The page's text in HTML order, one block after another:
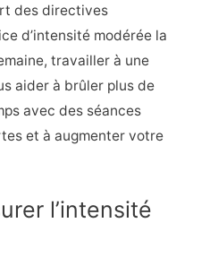
des directives
d’intensité modérée la
travailler à une
aider à brûler plus de
avec des séances
et à augmenter votre
l’intensité